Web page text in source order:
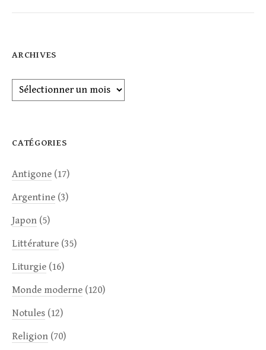
ARCHIVES
Archives
CATÉGORIES
Antigone (17)
Argentine (3)
Japon (5)
Littérature (35)
Liturgie (16)
Monde moderne (120)
Notules (12)
Religion (70)